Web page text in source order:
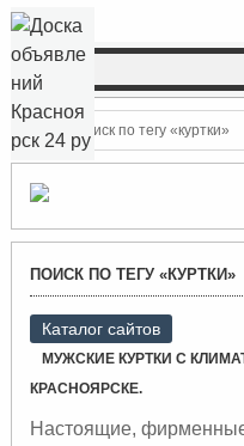
Поиск по тегу «куртки»
ПОИСК ПО ТЕГУ «КУРТКИ»
Каталог сайтов
МУЖСКИЕ КУРТКИ С
КРАСНОЯРСКЕ.
Настоящие,